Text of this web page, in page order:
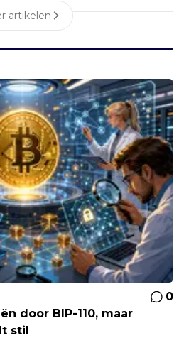
artikelen
0
door BIP-110, maar
stil